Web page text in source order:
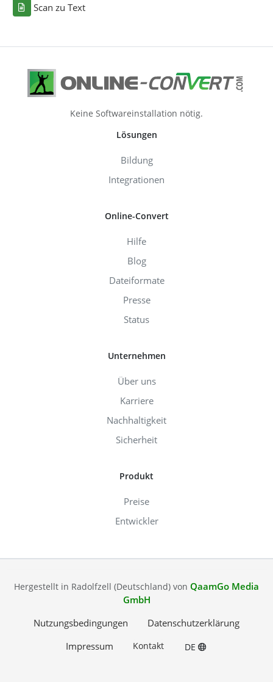
Scan zu Text
Keine Softwareinstallation nötig.
Lösungen
Bildung
Integrationen
Online-Convert
Hilfe
Blog
Dateiformate
Presse
Status
Unternehmen
Über uns
Karriere
Nachhaltigkeit
Sicherheit
Produkt
Preise
Entwickler
Hergestellt in Radolfzell (Deutschland) von QaamGo Media
GmbH
Nutzungsbedingungen
Datenschutzerklärung
Impressum
Kontakt DE